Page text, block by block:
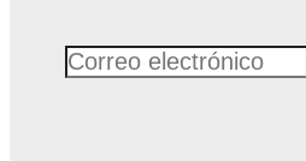
Correo